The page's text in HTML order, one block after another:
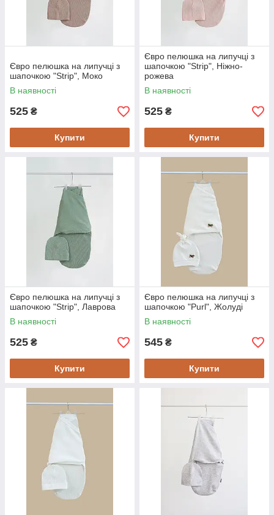
Євро пелюшка на липучці з
шапочкою "Strip", Моко
В наявності
525 ₴
Купити
Євро пелюшка на липучці з
шапочкою "Strip", Ніжно-
рожева
В наявності
525 ₴
Купити
Євро пелюшка на липучці з
шапочкою "Strip", Лаврова
В наявності
525 ₴
Купити
Євро пелюшка на липучці з
шапочкою "Purl", Жолуді
В наявності
545 ₴
Купити